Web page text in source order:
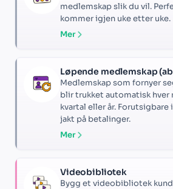
medlemskap slik du vil.
kommer igjen uke etter uke.
Mer
Løpende medlemskap
Medlemskap som fornyer
blir trukket automatisk hver
kvartal eller år.
jakt på betalinger.
Mer
Videobibliotek
Bygg et videobibliotek